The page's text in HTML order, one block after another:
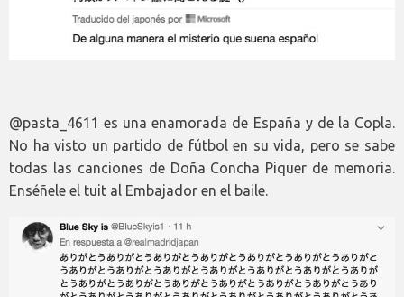
@pasta_4611 es una enamorada de España y de la Copla.
No ha visto un partido de fútbol en su vida, pero se sabe
todas las canciones de Doña Concha Piquer de memoria.
Enséñele el tuit al Embajador en el baile.